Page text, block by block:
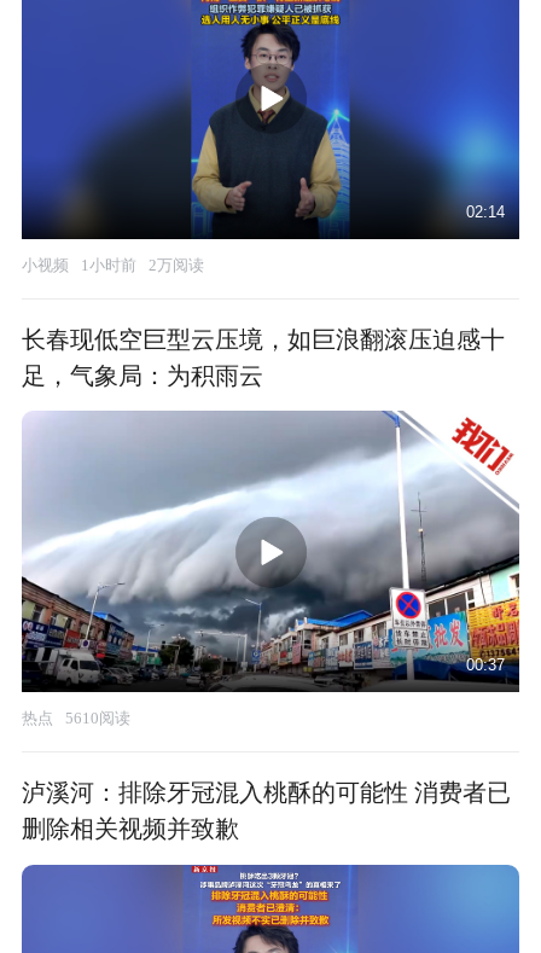
02:14
小视频 1小时前 2万阅读
长春现低空巨型云压境，如巨浪翻滚压迫感十
足，气象局：为积雨云
00:37
热点 5610阅读
泸溪河：排除牙冠混入桃酥的可能性 消费者已
删除相关视频并致歉